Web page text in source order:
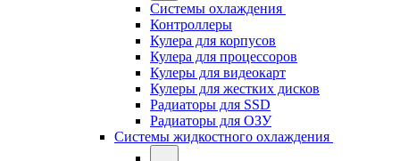
Системы охлаждения
Контроллеры
Кулера для корпусов
Кулера для процессоров
Кулеры для видеокарт
Кулеры для жестких дисков
Радиаторы для SSD
Радиаторы для ОЗУ
Системы жидкостного охлаждения